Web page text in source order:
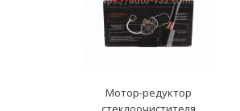
Мотор-редуктор